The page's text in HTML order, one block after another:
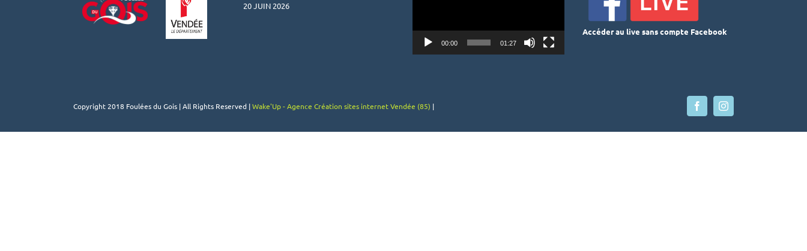
20 JUIN 2026
00:00 01:27
Accéder au live sans compte Facebook
Copyright 2018 Foulées du Gois | All Rights Reserved |Wake'Up - Agence Création sites internet Vendée (85) | FacebookInstagram